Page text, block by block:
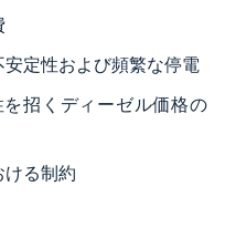
安定性および頻繁な停電
を招くディーゼル価格の
ける制約